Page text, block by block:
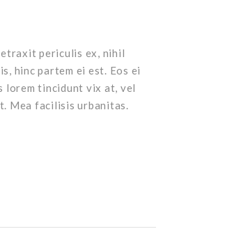
periculis ex, nihil
hinc partem ei est. Eos ei
lorem tincidunt vix at, vel
Mea facilisis urbanitas.